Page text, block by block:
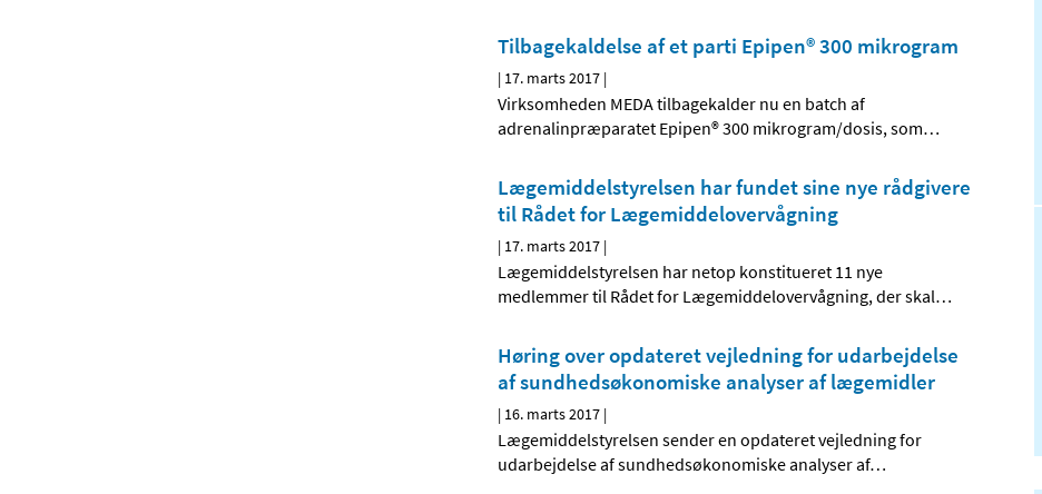
Tilbagekaldelse af et parti Epipen® 300 mikrogram
| 17. marts 2017 |
Virksomheden MEDA tilbagekalder nu en batch af
adrenalinpræparatet Epipen® 300 mikrogram/dosis, som…
Lægemiddelstyrelsen har fundet sine nye rådgivere
til Rådet for Lægemiddelovervågning
| 17. marts 2017 |
Lægemiddelstyrelsen har netop konstitueret 11 nye
medlemmer til Rådet for Lægemiddelovervågning, der skal…
Høring over opdateret vejledning for udarbejdelse
af sundhedsøkonomiske analyser af lægemidler
| 16. marts 2017 |
Lægemiddelstyrelsen sender en opdateret vejledning for
udarbejdelse af sundhedsøkonomiske analyser af…